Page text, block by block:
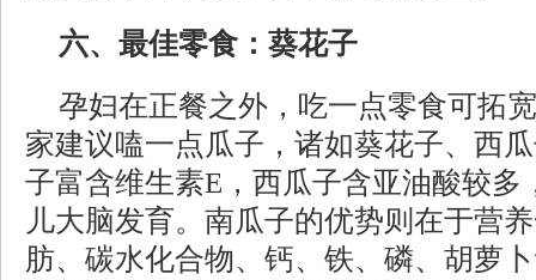
六、最佳零食：葵花子
孕妇在正餐之外，吃一点零食可拓
家建议嗑一点瓜子，诸如葵花子、西
子富含维生素E，西瓜子含亚油酸较多
儿大脑发育。南瓜子的优势则在于营
肪、碳水化合物、钙、铁、磷、胡萝